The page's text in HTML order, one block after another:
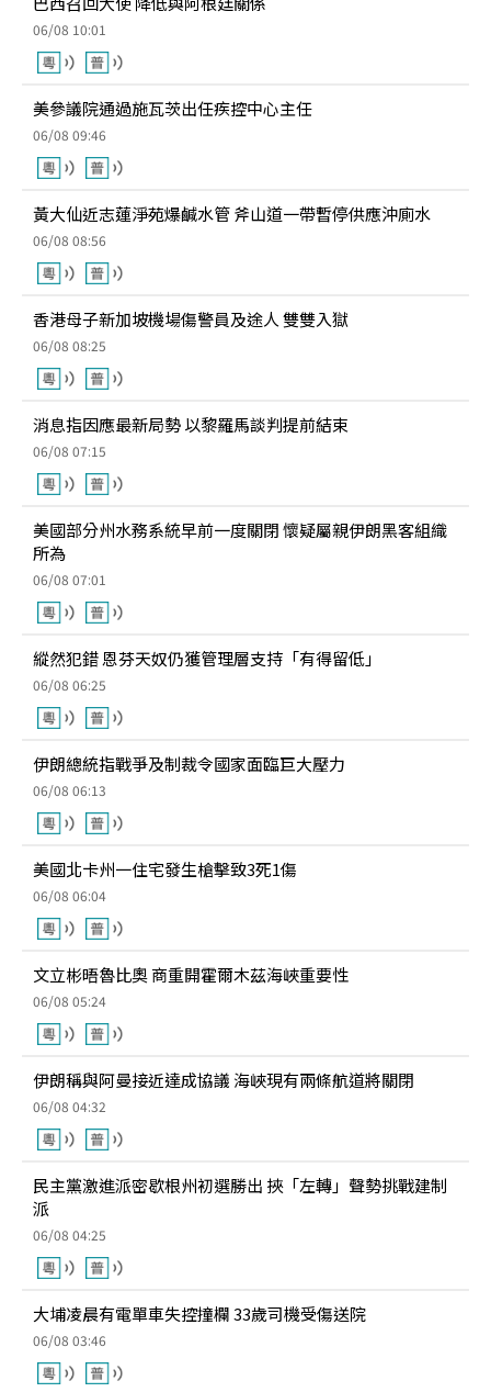
06/08 10:01
美參議院通過施瓦茨出任疾控中心主任
06/08 09:46
黃大仙近志蓮淨苑爆鹹水管 斧山道一帶暫停供應沖廁水
06/08 08:56
香港母子新加坡機場傷警員及途人 雙雙入獄
06/08 08:25
消息指因應最新局勢 以黎羅馬談判提前結束
06/08 07:15
美國部分州水務系統早前一度關閉 懷疑屬親伊朗黑客組織
所為
06/08 07:01
縱然犯錯 恩芬天奴仍獲管理層支持「有得留低」
06/08 06:25
伊朗總統指戰爭及制裁令國家面臨巨大壓力
06/08 06:13
美國北卡州一住宅發生槍擊致3死1傷
06/08 06:04
文立彬晤魯比奧 商重開霍爾木茲海峽重要性
06/08 05:24
伊朗稱與阿曼接近達成協議 海峽現有兩條航道將關閉
06/08 04:32
民主黨激進派密歇根州初選勝出 挾「左轉」聲勢挑戰建制
派
06/08 04:25
大埔凌晨有電單車失控撞欄 33歲司機受傷送院
06/08 03:46